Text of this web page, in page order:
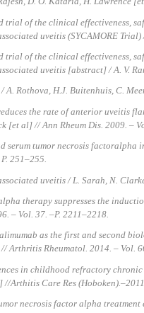
trial of the clinical effectiveness,
uveitis (SYCAMORE Trial)
trial of the clinical effectiveness,
uveitis [abstract] / A. V.
A. Rothova, H.J. Buitenhuis, C.
the rate of anterior uveitis
[et al] // Ann Rheum Dis. 2009. –
serum tumor necrosis
251–255.
uveitis / L. Sarah, N.
therapy suppresses the
– Vol. 37. –P. 2211–2218.
as the first and second
Arthritis Rheumatol. 2014. – Vol.
in childhood refractory
Care Res
necrosis factor alpha